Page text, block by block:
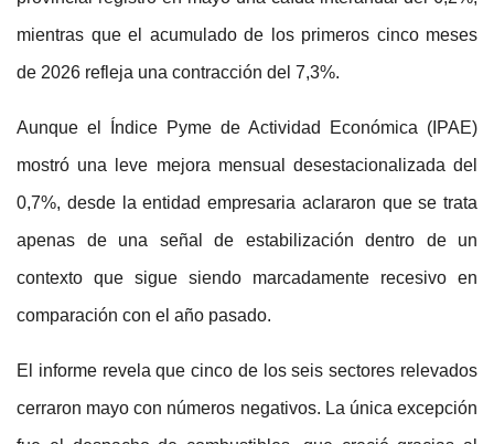
mientras que el acumulado de los primeros cinco meses
de 2026 refleja una contracción del 7,3%.
Aunque el Índice Pyme de Actividad Económica (IPAE)
mostró una leve mejora mensual desestacionalizada del
0,7%, desde la entidad empresaria aclararon que se trata
apenas de una señal de estabilización dentro de un
contexto que sigue siendo marcadamente recesivo en
comparación con el año pasado.
El informe revela que cinco de los seis sectores relevados
cerraron mayo con números negativos. La única excepción